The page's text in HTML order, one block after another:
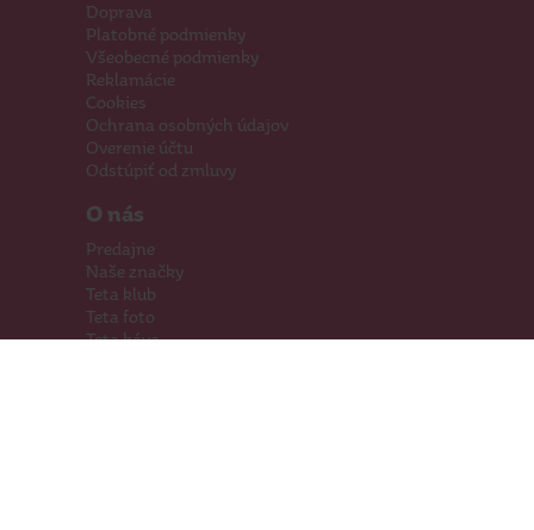
Doprava
Platobné podmienky
Všeobecné podmienky
Reklamácie
Cookies
Ochrana osobných údajov
Overenie účtu
Odstúpiť od zmluvy
O nás
Predajne
Naše značky
Teta klub
Teta foto
Teta káva